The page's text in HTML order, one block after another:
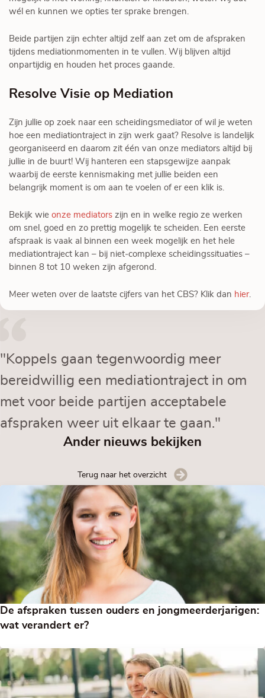
wél en kunnen we opties ter sprake brengen.
Beide partijen zijn echter altijd zelf aan zet om de afspraken
tijdens mediationmomenten in te vullen. Wij blijven altijd
onpartijdig en houden het proces gaande.
Resolve Visie op Mediation
Zijn jullie op zoek naar een scheidingsmediator of wil je weten
hoe een mediationtraject in zijn werk gaat? Resolve is landelijk
georganiseerd en daarom zit één van onze mediators altijd bij
jullie in de buurt! Wij hanteren een stapsgewijze aanpak
waarbij de eerste kennismaking met jullie beiden een
belangrijk moment is om aan te voelen of er een klik is.
Bekijk wie onze mediators zijn en in welke regio ze werken
om snel, goed en zo prettig mogelijk te scheiden. Een eerste
afspraak is vaak al binnen een week mogelijk en het hele
mediationtraject kan – bij niet‑complexe scheidingssituaties –
binnen 8 tot 10 weken zijn afgerond.
Meer weten over de laatste cijfers van het CBS? Klik dan hier.
"Koppels gaan tegenwoordig meer
bereidwillig een mediationtraject in om
met voor beide partijen acceptabele
afspraken weer uit elkaar te gaan."
Ander nieuws bekijken
Terug naar het overzicht
De afspraken tussen ouders en jongmeerderjarigen:
wat verandert er?